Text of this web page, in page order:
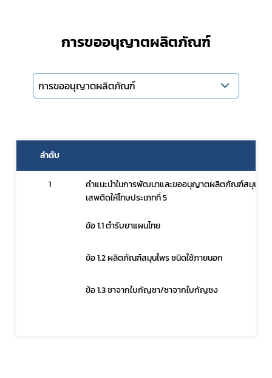
การขออนุญาตผลิตภัณฑ์
การขออนุญาตผลิตภัณฑ์
ลำดับ
1
คำแนะนำในการพัฒนาและขออนุญาตผลิตภัณฑ์สมุนไพ
เสพติดให้โทษประเภทที่ 5
ข้อ 1.1 ตำรับยาแผนไทย
ข้อ 1.2 ผลิตภัณฑ์สมุนไพร ชนิดใช้ภายนอก
ข้อ 1.3 ชาจากใบกัญชา/ชาจากใบกัญชง
เลือกหัวข้อที่ท่านต้องการ Subscribe